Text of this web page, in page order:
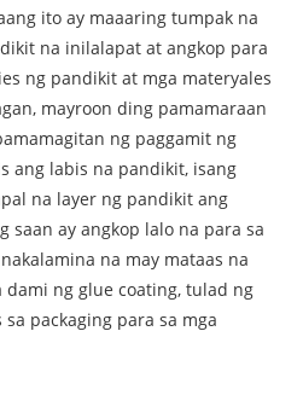
ito ay maaaring tumpak na
na inilalapat at angkop para
ng pandikit at mga materyales
mayroon ding pamamaraan
ng paggamit ng
ang labis na pandikit, isang
na layer ng pandikit ang
saan ay angkop lalo na para sa
na may mataas na
dami ng glue coating, tulad ng
packaging para sa mga